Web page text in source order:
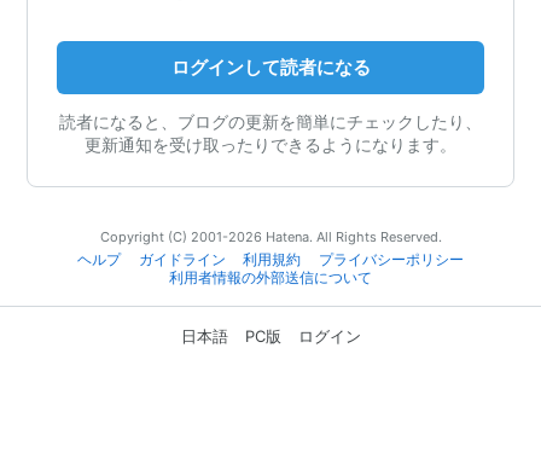
ログインして読者になる
読者になると、ブログの更新を簡単にチェックしたり、
更新通知を受け取ったりできるようになります。
Copyright (C) 2001-2026 Hatena. All Rights Reserved.
ヘルプ
ガイドライン 利用規約
プライバシーポリシー
利用者情報の外部送信について
日本語 PC版 ログイン